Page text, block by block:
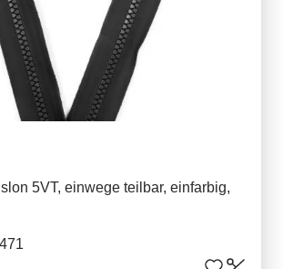
5VT, einwege teilbar, einfarbig,